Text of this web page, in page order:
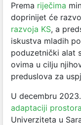
Prema riječima
doprinijet će
razvoja KS, a
iskustva mladih
poduzetnički alat
ovima u cilju
preduslova za
U decembru
adaptaciji prostora
Univerziteta u